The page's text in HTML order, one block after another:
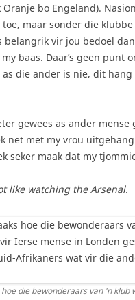
Oranje bo Engeland).
toe, maar sonder die
belangrik vir jou bedoel
baas. Daar’s geen punt
die ander is nie, dit
gewees as ander mense
net met my vrou
seker maak dat my
like watching the Arsenal.
hoe die bewonderaars van 'n klub